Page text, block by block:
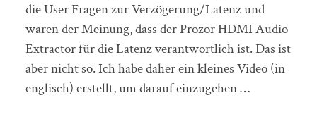
die User Fragen zur Verzögerung/Latenz und
waren der Meinung, dass der Prozor HDMI Audio
Extractor für die Latenz verantwortlich ist. Das ist
aber nicht so. Ich habe daher ein kleines Video (in
englisch) erstellt, um darauf einzugehen …